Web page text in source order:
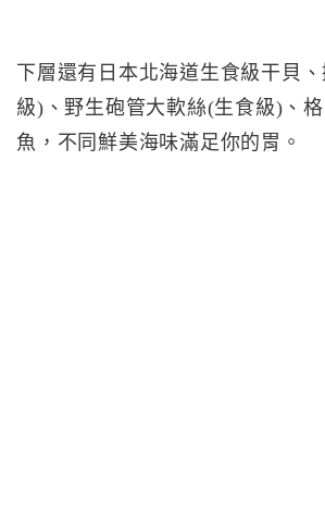
下層還有日本北海道生食級干貝
級)、野生砲管大軟絲(生食級)、
魚，不同鮮美海味滿足你的胃。